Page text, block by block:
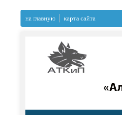
на главную карта сайта